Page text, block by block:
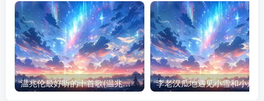
温兆伦最好听的十首歌(温兆伦经典MV合集)